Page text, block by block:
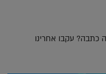
כתבה? עקבו אחרינו